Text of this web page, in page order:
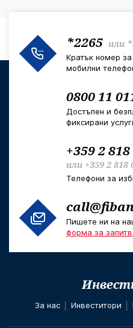
*2265 или
Кратък номер
мобилни
0800 11
Достъпен и
фиксирани
+359 2
или +359 2 818
Телефони за
Пишете ни на
форма за
За нас Инвеститори